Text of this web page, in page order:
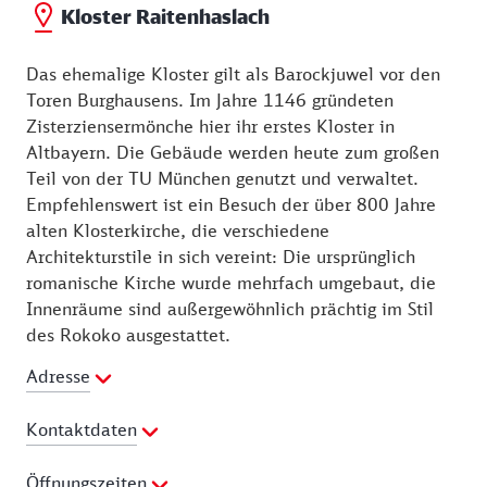
Kloster Raitenhaslach
Das ehemalige Kloster gilt als Barockjuwel vor den
Toren Burghausens. Im Jahre 1146 gründeten
Zisterziensermönche hier ihr erstes Kloster in
Altbayern. Die Gebäude werden heute zum großen
Teil von der TU München genutzt und verwaltet.
Empfehlenswert ist ein Besuch der über 800 Jahre
alten Klosterkirche, die verschiedene
Architekturstile in sich vereint: Die ursprünglich
romanische Kirche wurde mehrfach umgebaut, die
Innenräume sind außergewöhnlich prächtig im Stil
des Rokoko ausgestattet.
Adresse
Kontaktdaten
Telefon:08677 88189
Öffnungszeiten